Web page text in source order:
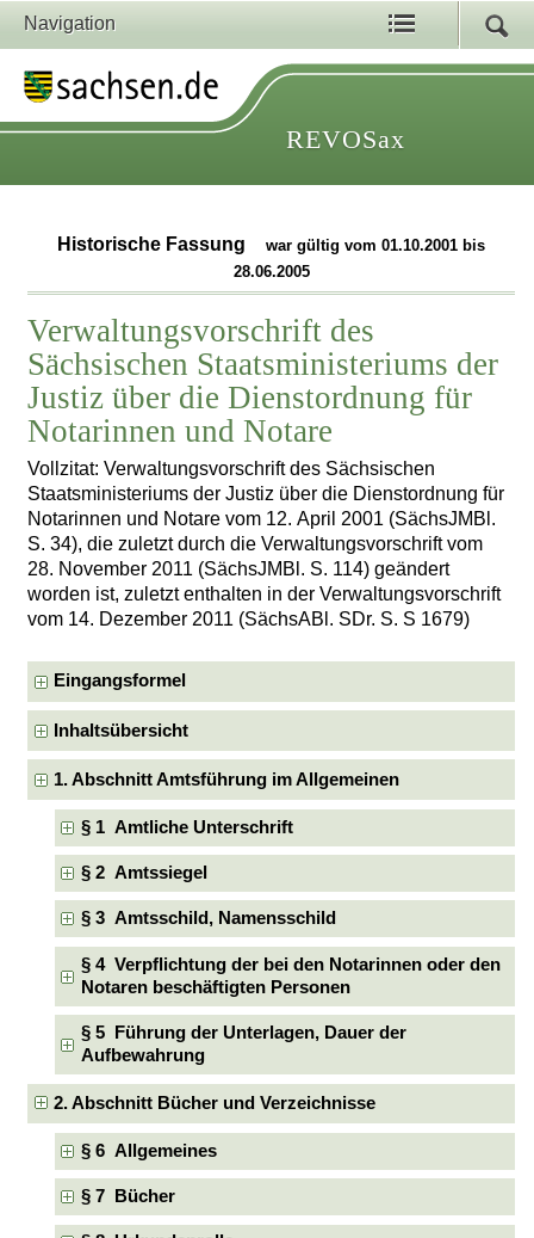
Navigation
REVOSax
Historische Fassung
war gültig vom 01.10.2001 bis
28.06.2005
Verwaltungsvorschrift des
Sächsischen Staatsministeriums der
Justiz über die Dienstordnung für
Notarinnen und Notare
Vollzitat: Verwaltungsvorschrift des Sächsischen
Staatsministeriums der Justiz über die Dienstordnung für
Notarinnen und Notare vom 12. April 2001 (SächsJMBl.
S. 34), die zuletzt durch die Verwaltungsvorschrift vom
28. November 2011 (SächsJMBl. S. 114) geändert
worden ist, zuletzt enthalten in der Verwaltungsvorschrift
vom 14. Dezember 2011 (SächsABl. SDr. S. S 1679)
Eingangsformel
Inhaltsübersicht
1. Abschnitt Amtsführung im Allgemeinen
§ 1 Amtliche Unterschrift
§ 2 Amtssiegel
§ 3 Amtsschild, Namensschild
§ 4 Verpflichtung der bei den Notarinnen oder den
Notaren beschäftigten Personen
§ 5 Führung der Unterlagen, Dauer der
Aufbewahrung
2. Abschnitt Bücher und Verzeichnisse
§ 6 Allgemeines
§ 7 Bücher